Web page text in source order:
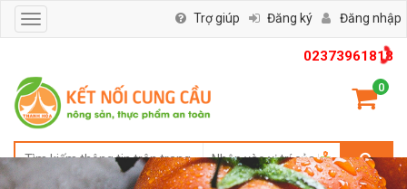
02373961818
0
Toggle
navigation
Trợ giúp Đăng ký Đăng nhập